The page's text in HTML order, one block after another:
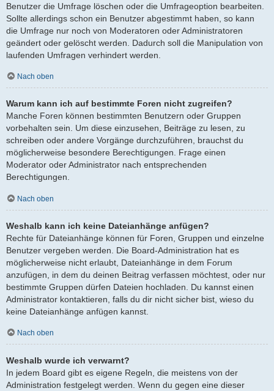
Benutzer die Umfrage löschen oder die Umfrageoption bearbeiten.
Sollte allerdings schon ein Benutzer abgestimmt haben, so kann
die Umfrage nur noch von Moderatoren oder Administratoren
geändert oder gelöscht werden. Dadurch soll die Manipulation von
laufenden Umfragen verhindert werden.
Nach oben
Warum kann ich auf bestimmte Foren nicht zugreifen?
Manche Foren können bestimmten Benutzern oder Gruppen
vorbehalten sein. Um diese einzusehen, Beiträge zu lesen, zu
schreiben oder andere Vorgänge durchzuführen, brauchst du
möglicherweise besondere Berechtigungen. Frage einen
Moderator oder Administrator nach entsprechenden
Berechtigungen.
Nach oben
Weshalb kann ich keine Dateianhänge anfügen?
Rechte für Dateianhänge können für Foren, Gruppen und einzelne
Benutzer vergeben werden. Die Board-Administration hat es
möglicherweise nicht erlaubt, Dateianhänge in dem Forum
anzufügen, in dem du deinen Beitrag verfassen möchtest, oder nur
bestimmte Gruppen dürfen Dateien hochladen. Du kannst einen
Administrator kontaktieren, falls du dir nicht sicher bist, wieso du
keine Dateianhänge anfügen kannst.
Nach oben
Weshalb wurde ich verwarnt?
In jedem Board gibt es eigene Regeln, die meistens von der
Administration festgelegt werden. Wenn du gegen eine dieser